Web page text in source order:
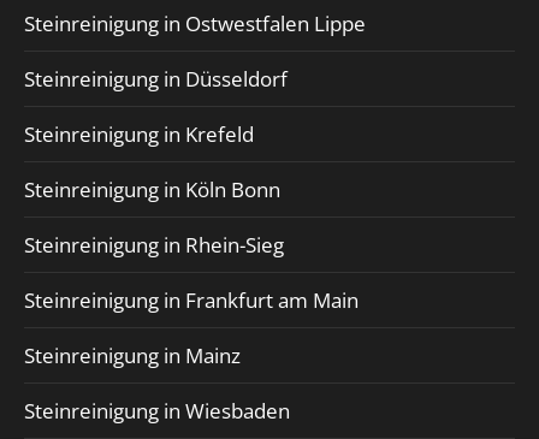
Steinreinigung in Ostwestfalen Lippe
Steinreinigung in Düsseldorf
Steinreinigung in Krefeld
Steinreinigung in Köln Bonn
Steinreinigung in Rhein-Sieg
Steinreinigung in Frankfurt am Main
Steinreinigung in Mainz
Steinreinigung in Wiesbaden